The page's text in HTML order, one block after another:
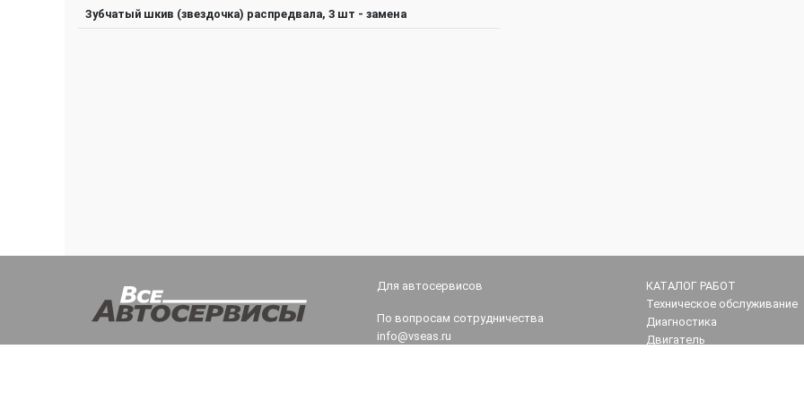
Зубчатый шкив (звездочка) распредвала, 3 шт - замена
Для автосервисов
По вопросам сотрудничества
info@vseas.ru
КАТАЛОГ РАБОТ
Техническое обслуживание
Диагностика
Двигатель